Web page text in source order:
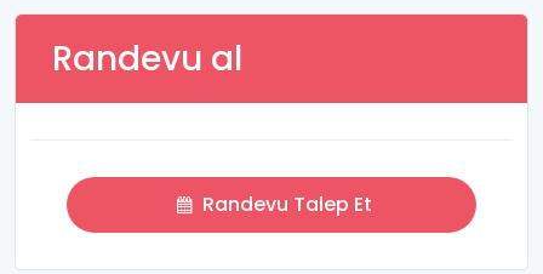
Randevu al
Randevu Talep Et